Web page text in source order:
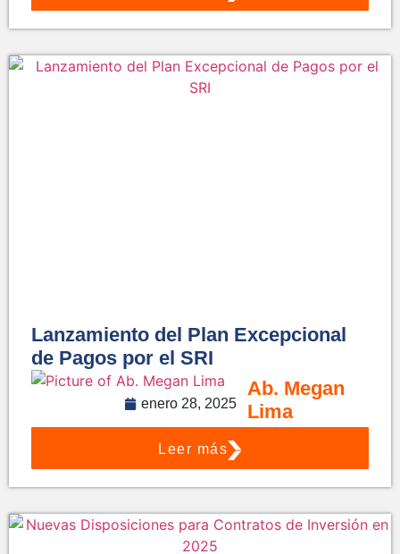
Lanzamiento del Plan Excepcional
de Pagos por el SRI
Ab. Megan
Lima
enero 28, 2025
Leer más